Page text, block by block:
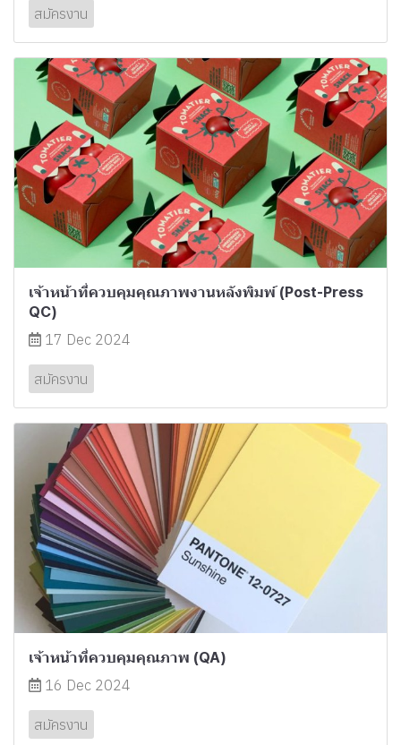
สมัครงาน
เจ้าหน้าที่ควบคุมคุณภาพงานหลังพิมพ์ (Post-Press
QC)
17 Dec 2024
สมัครงาน
เจ้าหน้าที่ควบคุมคุณภาพ (QA)
16 Dec 2024
สมัครงาน